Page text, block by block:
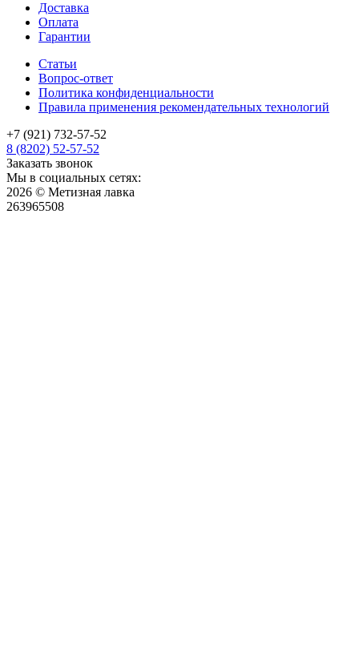
Доставка
Оплата
Гарантии
Статьи
Вопрос-ответ
Политика конфиденциальности
Правила применения рекомендательных технологий
+7 (921) 732-57-52
8 (8202) 52-57-52
Заказать звонок
Мы в социальных сетях:
2026 © Метизная лавка
263965508